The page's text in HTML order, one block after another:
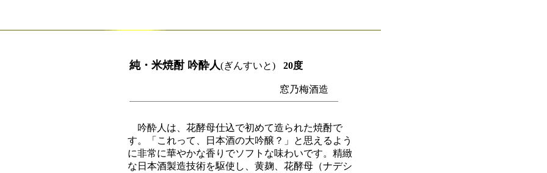
純・米焼酎 吟酔人(ぎんすいと) 20度
窓乃梅酒造
吟酔人は、花酵母仕込で初めて造られた焼酎で
す。「これって、日本酒の大吟醸？」と思えるよう
に非常に華やかな香りでソフトな味わいです。精緻
な日本酒製造技術を駆使し、黄麹、花酵母（ナデシ